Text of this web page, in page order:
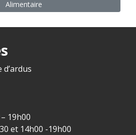
Alimentaire
d’ardus
19h00
et 14h00 -19h00